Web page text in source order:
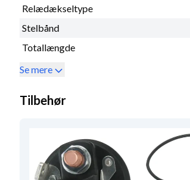
Relædækseltype
Stelbånd
Totallængde
Se mere
Tilbehør